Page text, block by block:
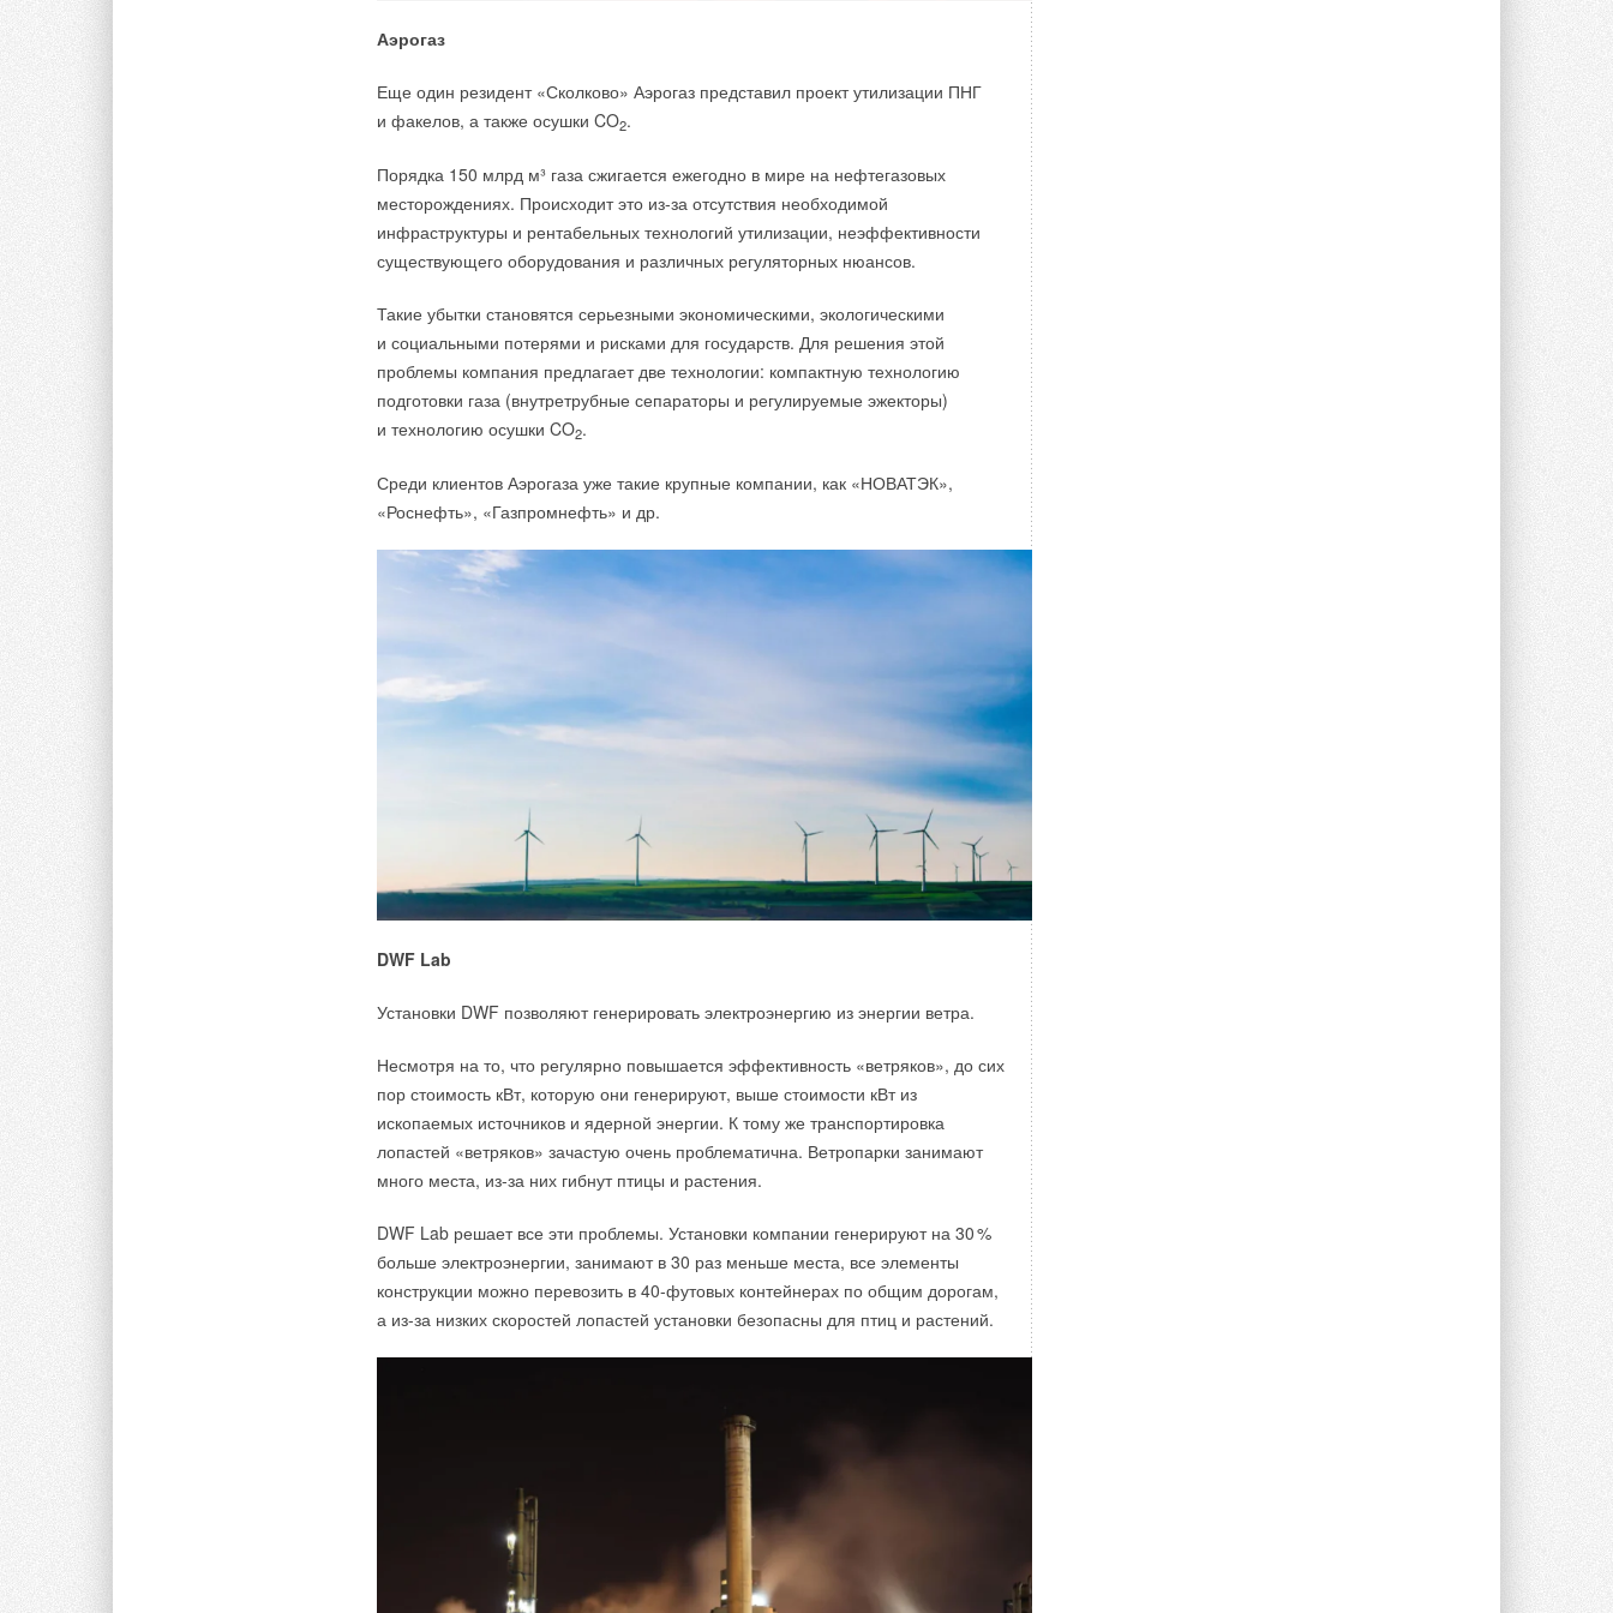
Аэрогаз
Еще один резидент «Сколково» Аэрогаз представил проект утилизации ПНГ
и факелов, а также осушки CO2.
Порядка 150 млрд м³ газа сжигается ежегодно в мире на нефтегазовых
месторождениях. Происходит это из-за отсутствия необходимой
инфраструктуры и рентабельных технологий утилизации, неэффективности
существующего оборудования и различных регуляторных нюансов.
Такие убытки становятся серьезными экономическими, экологическими
и социальными потерями и рисками для государств. Для решения этой
проблемы компания предлагает две технологии: компактную технологию
подготовки газа (внутретрубные сепараторы и регулируемые эжекторы)
и технологию осушки CO2.
Среди клиентов Аэрогаза уже такие крупные компании, как «НОВАТЭК»,
«Роснефть», «Газпромнефть» и др.
DWF Lab
Установки DWF позволяют генерировать электроэнергию из энергии ветра.
Несмотря на то, что регулярно повышается эффективность «ветряков», до сих
пор стоимость кВт, которую они генерируют, выше стоимости кВт из
ископаемых источников и ядерной энергии. К тому же транспортировка
лопастей «ветряков» зачастую очень проблематична. Ветропарки занимают
много места, из-за них гибнут птицы и растения.
DWF Lab решает все эти проблемы. Установки компании генерируют на 30%
больше электроэнергии, занимают в 30 раз меньше места, все элементы
конструкции можно перевозить в 40-футовых контейнерах по общим дорогам,
а из-за низких скоростей лопастей установки безопасны для птиц и растений.
Уведомления отключены
В этой теме еще нет комментариев
Добавить комментарий
Ваш E-mail *